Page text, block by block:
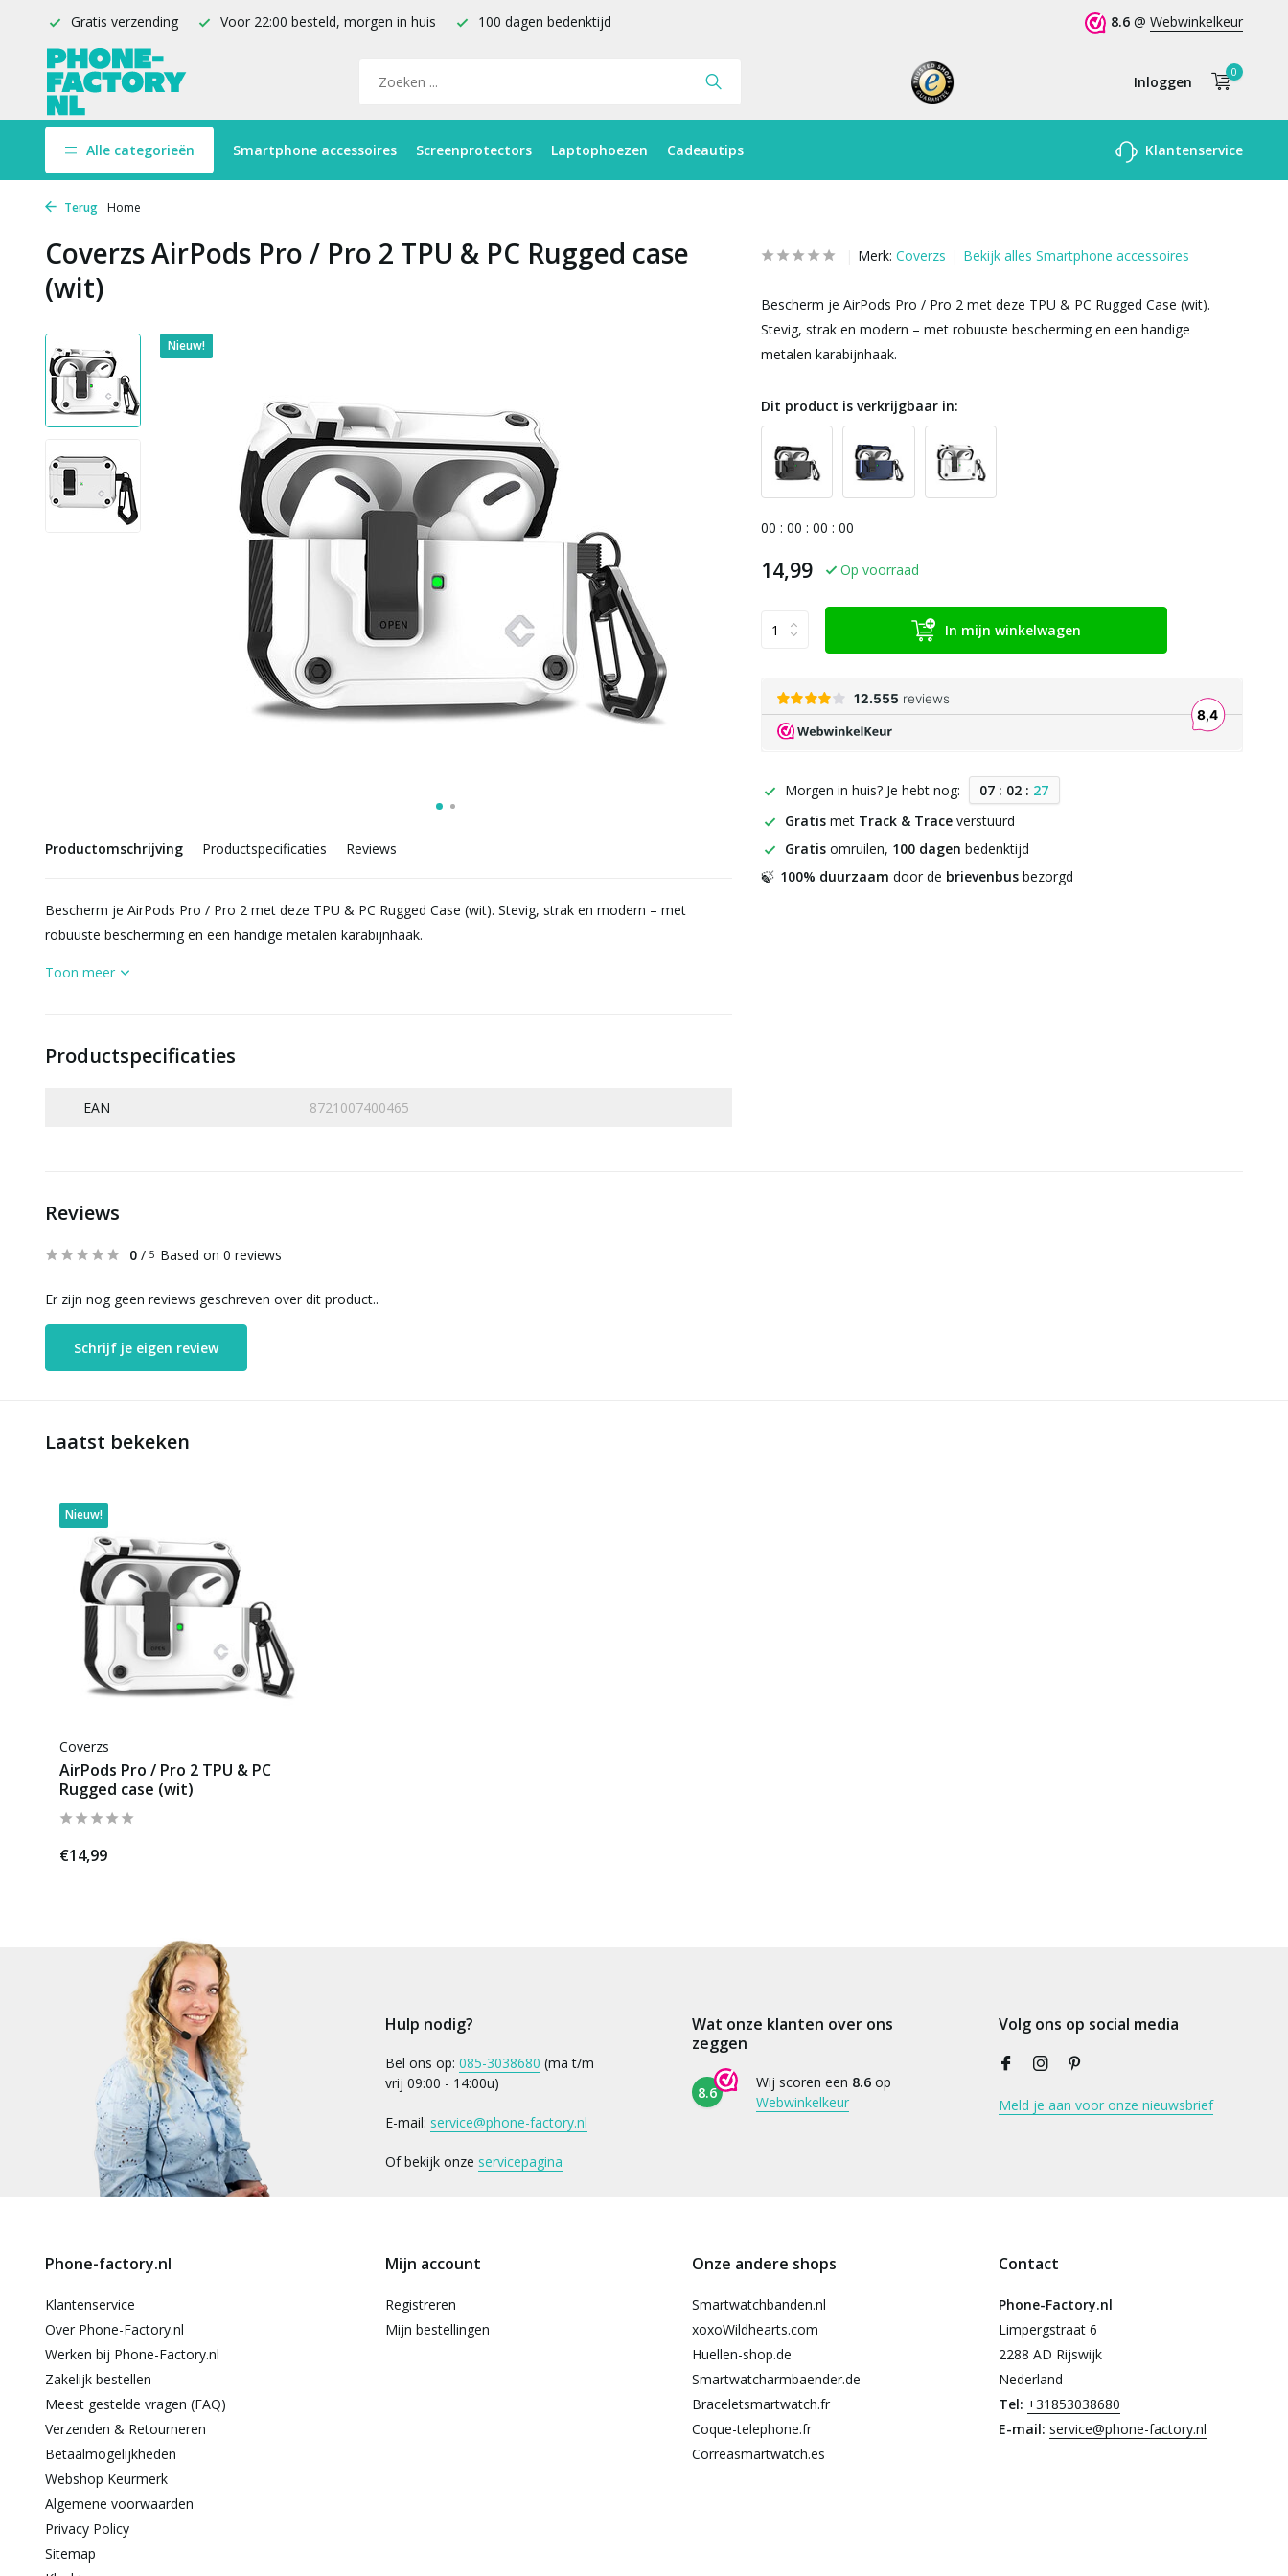
Gratis verzending Voor 22:00 besteld, morgen in huis 100 dagen bedenktijd 8.6 @ Webwinkelkeur
Inloggen
Account
0
Alle categorieën Smartphone accessoires Screenprotectors Laptophoezen Cadeautips Klantenservice
Terug Home
Coverzs AirPods Pro / Pro 2 TPU & PC Rugged case
(wit)
Nieuw!
Productomschrijving Productspecificaties Reviews
Bescherm je AirPods Pro / Pro 2 met deze TPU & PC Rugged Case (wit). Stevig, strak en modern – met
robuuste bescherming en een handige metalen karabijnhaak.
Toon meer
Productspecificaties
EAN 8721007400465
Merk: Coverzs Bekijk alles Smartphone accessoires
Bescherm je AirPods Pro / Pro 2 met deze TPU & PC Rugged Case (wit).
Stevig, strak en modern – met robuuste bescherming en een handige
metalen karabijnhaak.
Dit product is verkrijgbaar in:
00 : 00 : 00 : 00
14,99 Op voorraad
In mijn winkelwagen
Morgen in huis? Je hebt nog: 07 : 02 : 26
Gratismet Track & Traceverstuurd
Gratisomruilen, 100 dagen bedenktijd
🍃 100% duurzaam door de brievenbusbezorgd
Reviews
0 / 5 Based on 0 reviews
Er zijn nog geen reviews geschreven over dit product..
Schrijf je eigen review
Laatst bekeken
Nieuw!
Coverzs
AirPods Pro / Pro 2 TPU & PC
Rugged case (wit)
€14,99
Hulp nodig?
Bel ons op: 085-3038680 (ma t/m
vrij 09:00 - 14:00u)
E-mail: service@phone-factory.nl
Of bekijk onze servicepagina
Wat onze klanten over ons
zeggen
8.6
Wij scoren een 8.6 op
Webwinkelkeur
Volg ons op social media
Meld je aan voor onze nieuwsbrief
Phone-factory.nl
Klantenservice
Over Phone-Factory.nl
Werken bij Phone-Factory.nl
Zakelijk bestellen
Meest gestelde vragen (FAQ)
Verzenden & Retourneren
Betaalmogelijkheden
Webshop Keurmerk
Algemene voorwaarden
Privacy Policy
Sitemap
Mijn account
Registreren
Mijn bestellingen
Onze andere shops
Smartwatchbanden.nl
xoxoWildhearts.com
Huellen-shop.de
Smartwatcharmbaender.de
Braceletsmartwatch.fr
Coque-telephone.fr
Correasmartwatch.es
Contact
Phone-Factory.nl
Limpergstraat 6
2288 AD Rijswijk
Nederland
Tel: +31853038680
E-mail: service@phone-factory.nl